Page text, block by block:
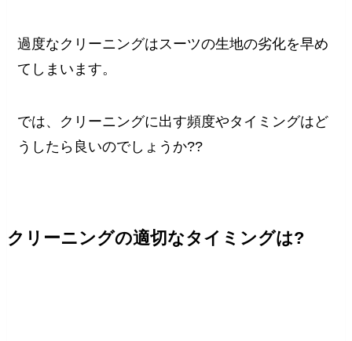
過度なクリーニングはスーツの生地の劣化を早め
てしまいます。
では、クリーニングに出す頻度やタイミングはど
うしたら良いのでしょうか??
クリーニングの適切なタイミングは?